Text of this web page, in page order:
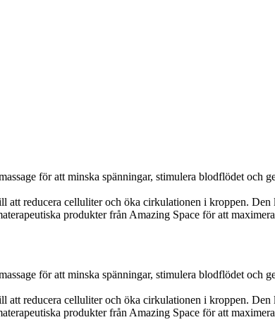
för att minska spänningar, stimulera blodflödet och
reducera celluliter och öka cirkulationen i kroppen.
produkter från Amazing Space för att
för att minska spänningar, stimulera blodflödet och
reducera celluliter och öka cirkulationen i kroppen.
produkter från Amazing Space för att